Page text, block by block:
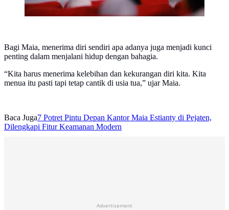
Bagi Maia, menerima diri sendiri apa adanya juga menjadi kunci
penting dalam menjalani hidup dengan bahagia.
“Kita harus menerima kelebihan dan kekurangan diri kita. Kita
menua itu pasti tapi tetap cantik di usia tua,” ujar Maia.
Baca Juga7 Potret Pintu Depan Kantor Maia Estianty di Pejaten,
Dilengkapi Fitur Keamanan Modern
Advertisement